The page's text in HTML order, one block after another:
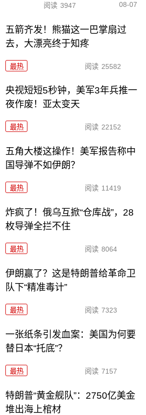
阅读 3947 08-07
五箭齐发！熊猫这一巴掌扇过
去，大漂亮终于知疼
最热 阅读 25582
央视短短5秒钟，美军3年兵推一
夜作废！亚太变天
最热 阅读 22152
五角大楼这操作！美军报告称中
国导弹不如伊朗？
最热 阅读 11419
炸疯了！俄乌互掀“仓库战”，28
枚导弹全拦不住
最热 阅读 8064
伊朗赢了？这是特朗普给革命卫
队下“精准毒计”
最热 阅读 7323
一张纸条引发血案：美国为何要
替日本“托底”？
最热 阅读 7157
特朗普“黄金舰队”：2750亿美金
堆出海上棺材